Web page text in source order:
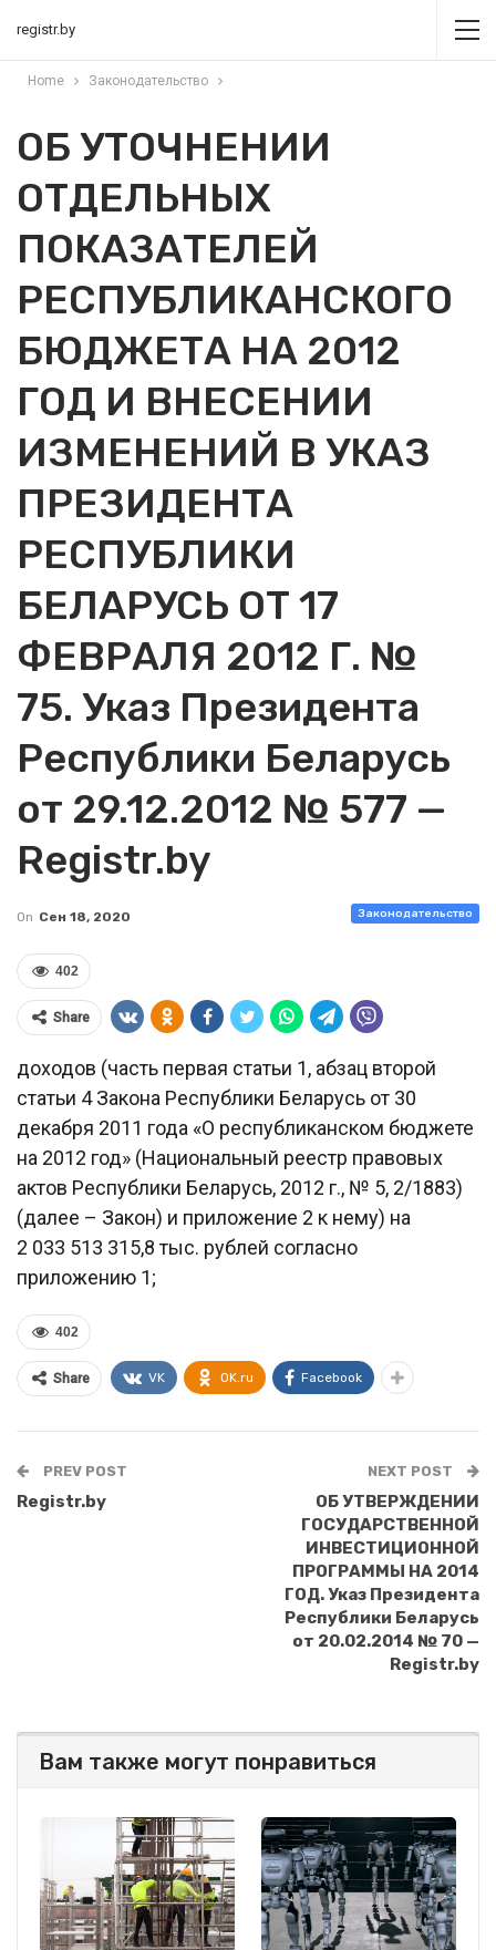
registr.by
Home Законодательство
ОБ УТОЧНЕНИИ
ОТДЕЛЬНЫХ
ПОКАЗАТЕЛЕЙ
РЕСПУБЛИКАНСКОГО
БЮДЖЕТА НА 2012
ГОД И ВНЕСЕНИИ
ИЗМЕНЕНИЙ В УКАЗ
ПРЕЗИДЕНТА
РЕСПУБЛИКИ
БЕЛАРУСЬ ОТ 17
ФЕВРАЛЯ 2012 Г. №
75. Указ Президента
Республики Беларусь
от 29.12.2012 № 577 —
Registr.by
Законодательство
On Сен 18, 2020
402
Share
доходов (часть первая статьи 1, абзац второй
статьи 4 Закона Республики Беларусь от 30
декабря 2011 года «О республиканском бюджете
на 2012 год» (Национальный реестр правовых
актов Республики Беларусь, 2012 г., № 5, 2/1883)
(далее – Закон) и приложение 2 к нему) на
2 033 513 315,8 тыс. рублей согласно
приложению 1;
402
Share VK OK.ru Facebook
PREV POST
Registr.by
NEXT POST
ОБ УТВЕРЖДЕНИИ
ГОСУДАРСТВЕННОЙ
ИНВЕСТИЦИОННОЙ
ПРОГРАММЫ НА 2014
ГОД. Указ Президента
Республики Беларусь
от 20.02.2014 № 70 —
Registr.by
Вам также могут понравиться